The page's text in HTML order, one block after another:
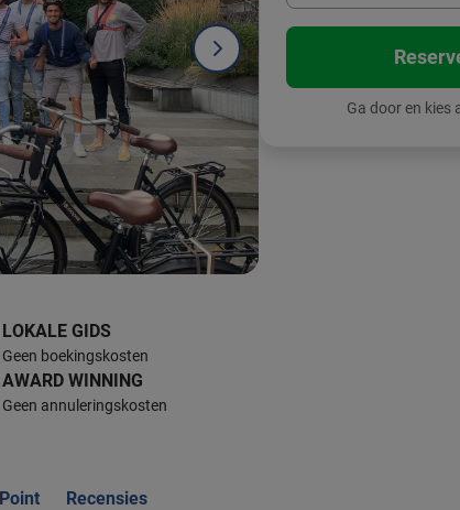
LOKALE GIDS
Geen boekingskosten
AWARD WINNING
Geen annuleringskosten
Recensies
Ga door en kies